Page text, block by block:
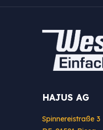
HAJUS AG
Spinnereistraße 3